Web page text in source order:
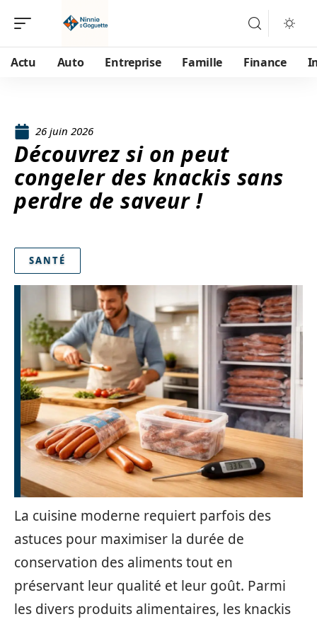
Actu Auto Entreprise Famille Finance
26 juin 2026
Découvrez si on peut
congeler des knackis sans
perdre de saveur !
SANTÉ
La cuisine moderne requiert parfois des
astuces pour maximiser la durée de
conservation des aliments tout en
préservant leur qualité et leur goût. Parmi
les divers produits alimentaires, les knackis